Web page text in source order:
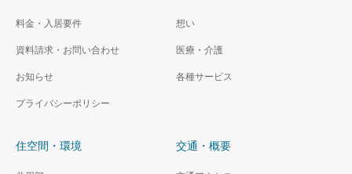
料金・入居要件
資料請求・お問い合わせ
お知らせ
プライバシーポリシー
想い
医療・介護
各種サービス
住空間・環境 交通・概要